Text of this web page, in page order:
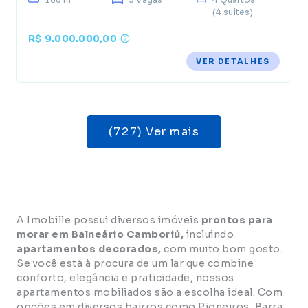
(4 suítes)
R$ 9.000.000,00
VER DETALHES
(727) Ver mais
A Imobille possui diversos imóveis prontos para
morar em Balneário Camboriú, incluindo
apartamentos decorados, com muito bom gosto.
Se você está à procura de um lar que combine
conforto, elegância e praticidade, nossos
apartamentos mobiliados são a escolha ideal. Com